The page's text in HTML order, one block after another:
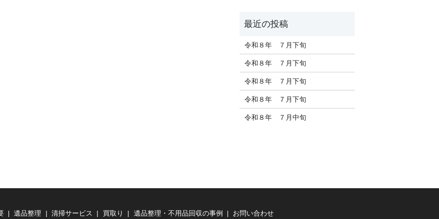
令和８年 ７月下旬
令和８年 ７月下旬
令和８年 ７月下旬
令和８年 ７月下旬
令和８年 ７月中旬
遺品整理 清掃サービス 買取り 遺品整理・不用品回収の事例 お問い合わせ